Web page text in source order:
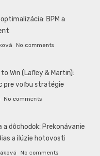
BPM a
No comments
Win (Lafley & Martin):
pre voľbu stratégie
No comments
a dôchodok: Prekonávanie
a ilúzie hotovosti
No comments